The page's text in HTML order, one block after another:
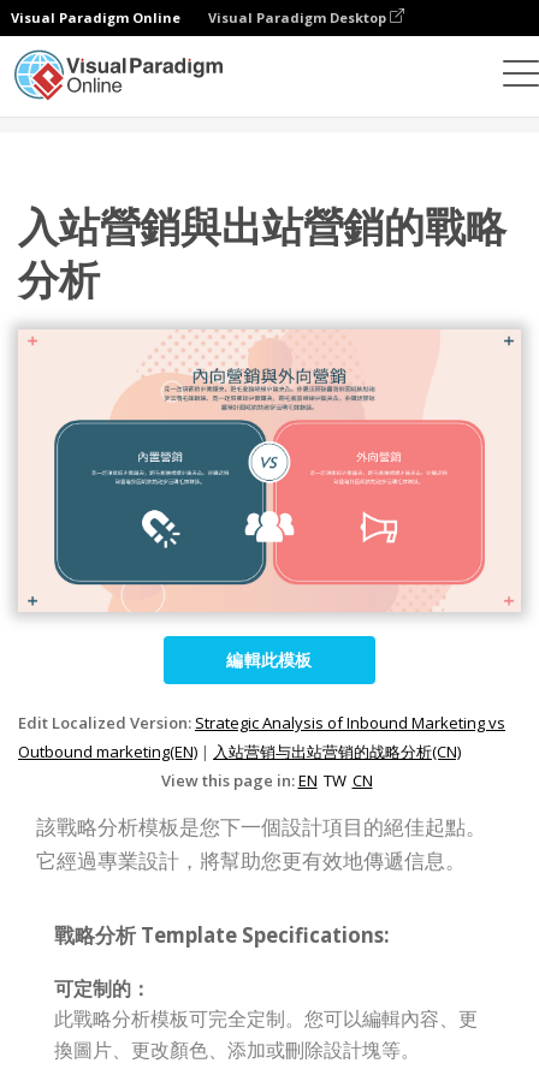
Visual Paradigm Online Visual Paradigm Desktop
入站營銷與出站營銷的戰略
分析
編輯此模板
Edit Localized Version: Strategic Analysis of Inbound Marketing vs
Outbound marketing(EN) | 入站营销与出站营销的战略分析(CN)
View this page in:EN TW CN
該戰略分析模板是您下一個設計項目的絕佳起點。
它經過專業設計，將幫助您更有效地傳遞信息。
戰略分析 Template Specifications:
可定制的：
此戰略分析模板可完全定制。您可以編輯內容、更
換圖片、更改顏色、添加或刪除設計塊等。